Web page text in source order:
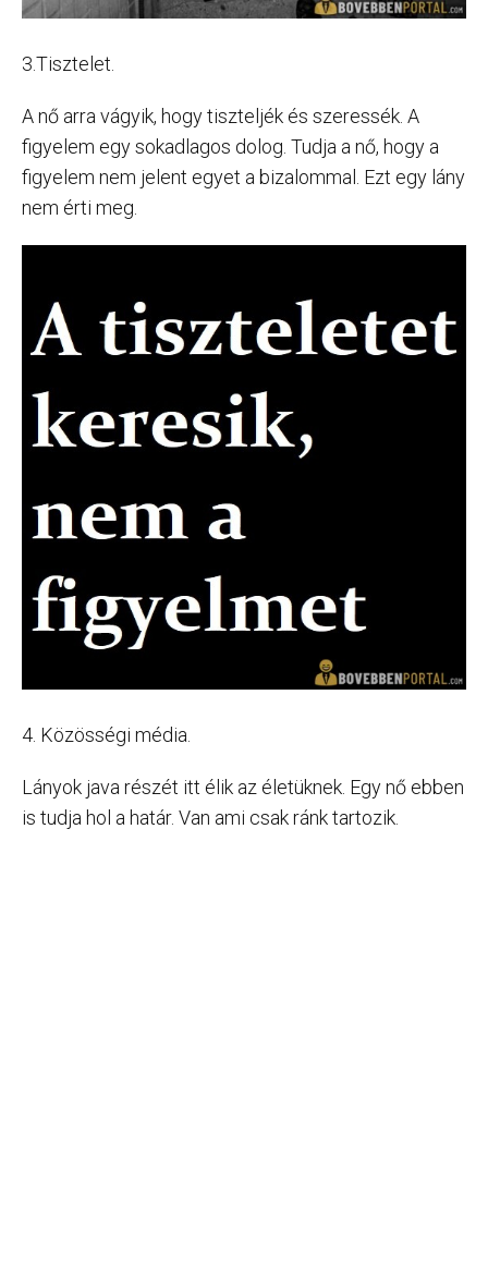
3.Tisztelet.
A nő arra vágyik, hogy tiszteljék és szeressék. A
figyelem egy sokadlagos dolog. Tudja a nő, hogy a
figyelem nem jelent egyet a bizalommal. Ezt egy lány
nem érti meg.
4. Közösségi média.
Lányok java részét itt élik az életüknek. Egy nő ebben
is tudja hol a határ. Van ami csak ránk tartozik.